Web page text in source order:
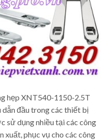
hẹp XNT540-1150-2.5T
đầu trong các thiết bị
sử dụng nhiều tại các công
xuất, phục vụ cho các công